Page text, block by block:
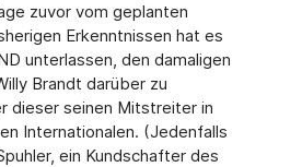
zuvor vom geplanten
Erkenntnissen hat es
unterlassen, den damaligen
Brandt darüber zu
dieser seinen Mitstreiter in
Internationalen. (Jedenfalls
ein Kundschafter des